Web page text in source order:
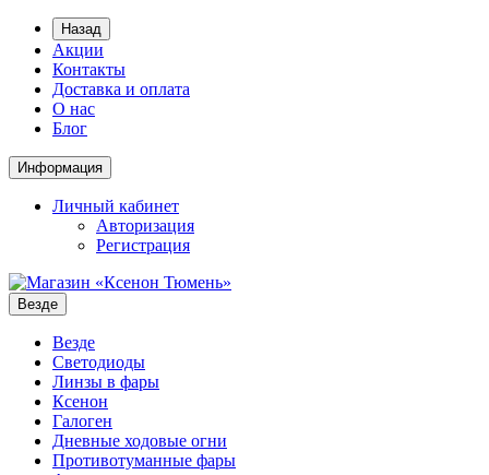
Назад
Акции
Контакты
Доставка и оплата
О нас
Блог
Информация
Личный кабинет
Авторизация
Регистрация
Везде
Везде
Светодиоды
Линзы в фары
Ксенон
Галоген
Дневные ходовые огни
Противотуманные фары